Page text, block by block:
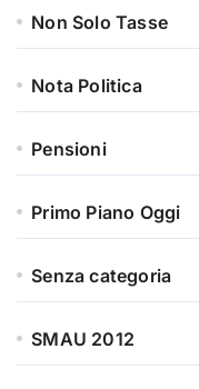
Non Solo Tasse
Nota Politica
Pensioni
Primo Piano Oggi
Senza categoria
SMAU 2012